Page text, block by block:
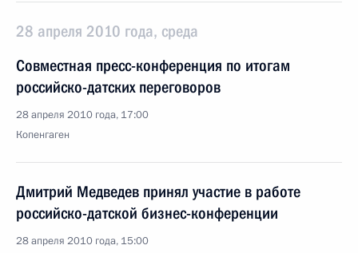
28 апреля 2010 года, среда
Совместная пресс-конференция по итогам
российско-датских переговоров
28 апреля 2010 года, 17:00
Копенгаген
Дмитрий Медведев принял участие в работе
российско-датской бизнес-конференции
28 апреля 2010 года, 15:00